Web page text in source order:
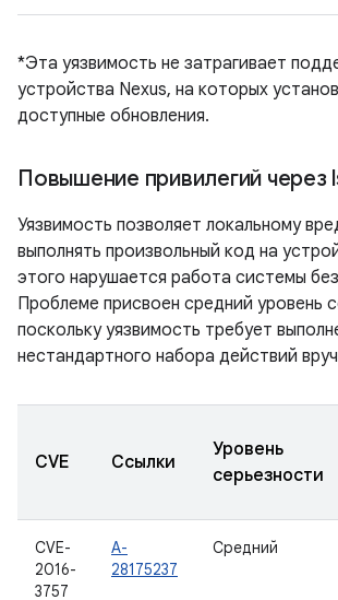
*Эта уязвимость не затрагивает
устройства Nexus, на которых
доступные обновления.
Повышение привилегий через
Уязвимость позволяет локальному
выполнять произвольный код на
этого нарушается работа системы
Проблеме присвоен средний уровень
поскольку уязвимость требует
нестандартного набора действий
CVE Ссылки
Уровень
серьезности
CVE-
2016-
3757
A-
28175237
Средний